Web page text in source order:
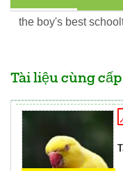
the boy's best
Tài liệu cùng